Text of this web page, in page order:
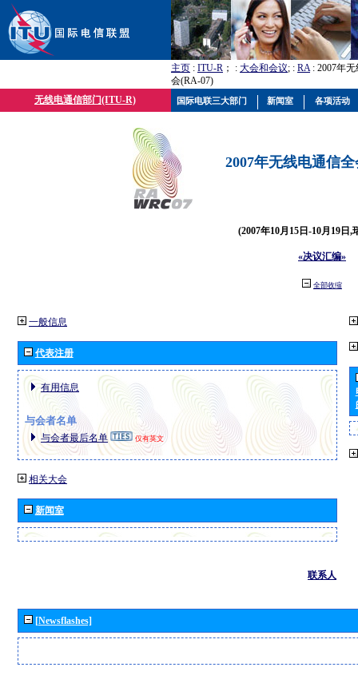
主页 : ITU-R ； : 大会和会议; : RA: 2007年
会(RA-07)
无线电通信部门(ITU-R)
2007年无线电通信
(2007年10月15日-10月19日,
«决议汇编»
全部收缩
一般信息
代表注册
有用信息
与会者名单
与会者最后名单 仅有英文
相关大会
新闻室
联系人
[Newsflashes]
国际电联三大部门 新闻室 各项活动